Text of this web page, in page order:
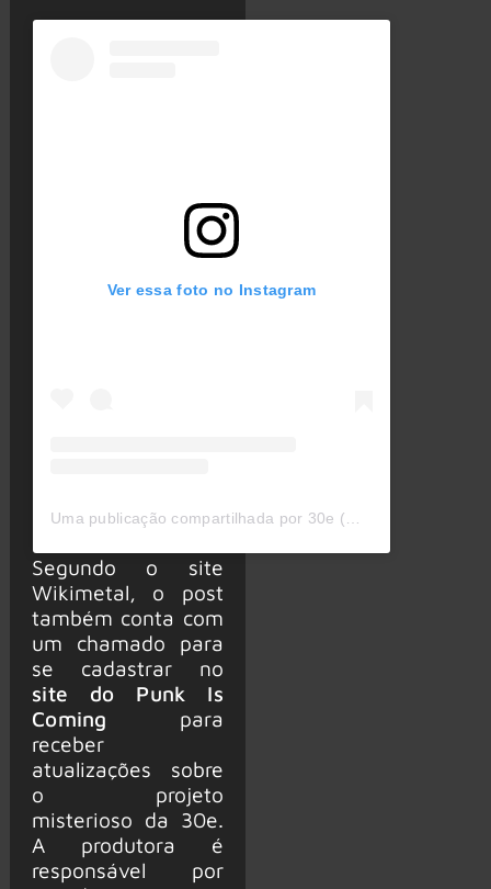
Ver essa foto no Instagram
Uma publicação compartilhada por 30e (@30ebr)
Segundo o site
Wikimetal, o post
também conta com
um chamado para
se cadastrar no
site do Punk Is
Coming para
receber
atualizações sobre
o projeto
misterioso da 30e.
A produtora é
responsável por